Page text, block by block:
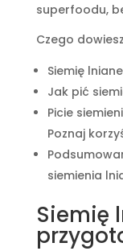
superfoodu,
Czego
Siemię
Jak pić
Picie
Poznaj
siemienia
Siemię